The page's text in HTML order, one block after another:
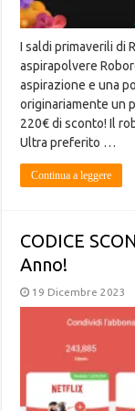
I saldi primaverili di
aspirapolvere
aspirazione e una
originariamente un
220€ di sconto! Il
Ultra preferito …
Continua a leggere
CODICE
Anno!
19 Dicembre 2023